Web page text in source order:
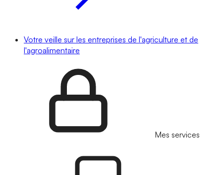
Votre veille sur les entreprises de l'agriculture et de
l'agroalimentaire
Mes services